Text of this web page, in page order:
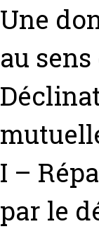
Une
au
I –
par le